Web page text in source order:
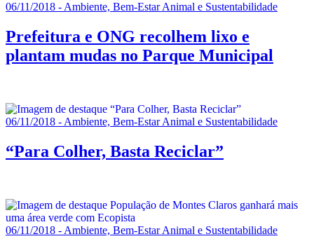
06/11/2018 - Ambiente, Bem-Estar Animal e Sustentabilidade
Prefeitura e ONG recolhem lixo e
plantam mudas no Parque Municipal
06/11/2018 - Ambiente, Bem-Estar Animal e Sustentabilidade
“Para Colher, Basta Reciclar”
06/11/2018 - Ambiente, Bem-Estar Animal e Sustentabilidade